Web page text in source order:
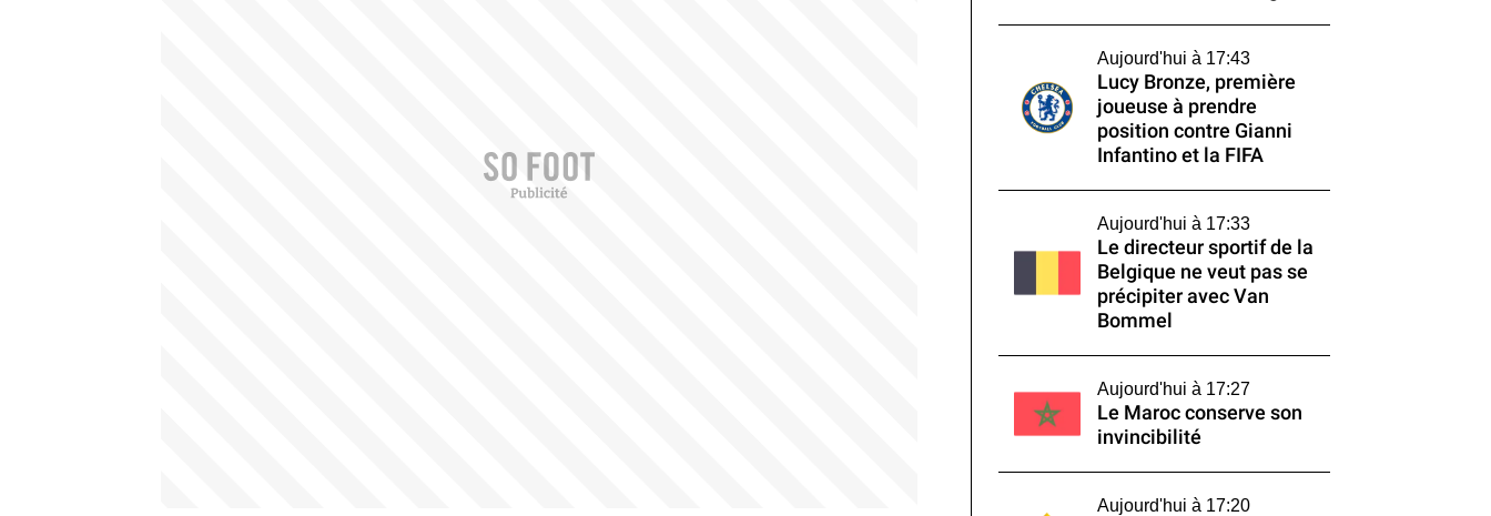
Aujourd'hui à 17:43
Lucy Bronze, première
joueuse à prendre
position contre Gianni
Infantino et la FIFA
Aujourd'hui à 17:33
Le directeur sportif de la
Belgique ne veut pas se
précipiter avec Van
Bommel
Aujourd'hui à 17:27
Le Maroc conserve son
invincibilité
Aujourd'hui à 17:20